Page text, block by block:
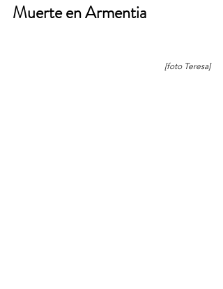
Muerte en Armentia
[foto Teresa]